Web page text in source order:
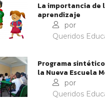
La importancia de
aprendizaje
por
Queridos
Programa
la Nueva Escuela
por
Queridos